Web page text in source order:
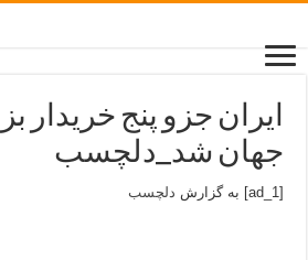
ایران جزو پنج خریدار
جهان شد_دلچسب
[ad_1] به گزارش دلچسب